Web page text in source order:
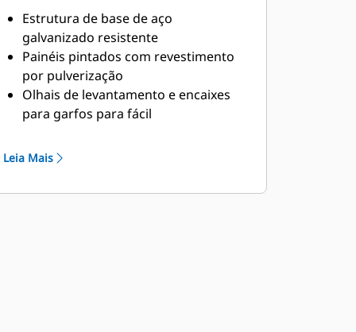
Estrutura de base de aço
galvanizado resistente
Painéis pintados com revestimento
por pulverização
Olhais de levantamento e encaixes
para garfos para fácil
Travas em todas as portas de acesso
manutenção
Leia Mais